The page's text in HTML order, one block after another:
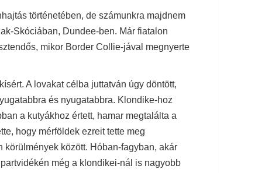
történetében, de számunkra majdnem
Skóciában, Dundee-ben. Már fiatalon
mikor Border Collie-jával megnyerte
A lovakat célba juttatván úgy döntött,
és nyugatabbra. Klondike-hoz
a kutyákhoz értett, hamar megtalálta a
hogy mérföldek ezreit tette meg
között. Hóban-fagyban, akár
még a klondikei-nál is nagyobb